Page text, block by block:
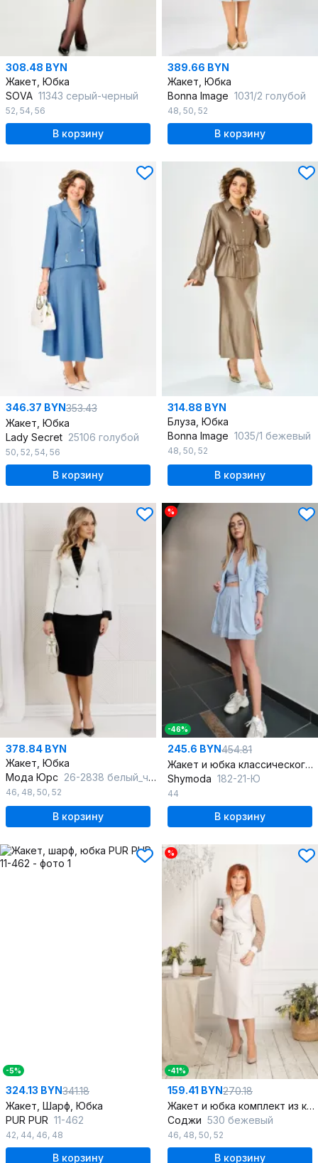
308.48 BYN
Жакет, Юбка
SOVA 11343 серый-черный
52, 54, 56
В корзину
389.66 BYN
Жакет, Юбка
Bonna Image 1031/2 голубой
48, 50, 52
В корзину
346.37 BYN353.43
Жакет, Юбка
Lady Secret 25106 голубой
50, 52, 54, 56
В корзину
314.88 BYN
Блуза, Юбка
Bonna Image 1035/1 бежевый
48, 50, 52
В корзину
378.84 BYN
Жакет, Юбка
Мода Юрс 26-2838 белый_черный
46, 48, 50, 52
В корзину
%
-46%
245.6 BYN454.81
Жакет и юбка классического силуэта из текстиля с шерстью
Shymoda 182-21-Ю
44
В корзину
-5%
324.13 BYN341.18
Жакет, Шарф, Юбка
PUR PUR 11-462
42, 44, 46, 48
В корзину
%
-41%
159.41 BYN270.18
Жакет и юбка комплект из кружев и трикотажа, демисезон, стиль на каждый день
Соджи 530 бежевый
46, 48, 50, 52
В корзину